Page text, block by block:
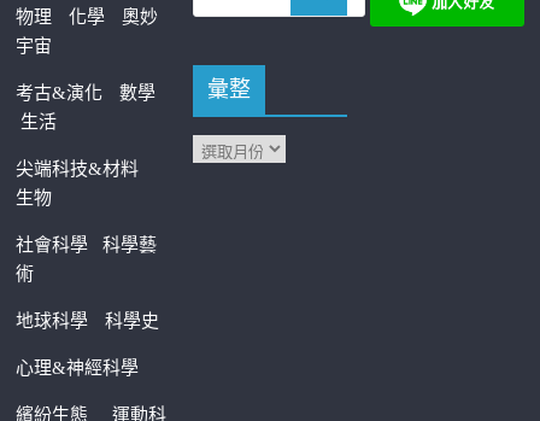
物理 化學
奧妙
宇宙
考古&演化
數學
生活
尖端科技&材料
生物
社會科學科學藝
術
地球科學 科學史
心理&神經科學
繽紛生態運動科
彙整